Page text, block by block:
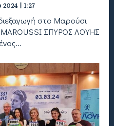
2024 | 1:27
στο Μαρούσι
ΣΠΥΡΟΣ ΛΟΥΗΣ